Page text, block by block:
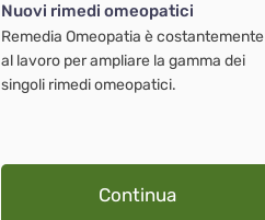
Nuovi rimedi omeopatici
Remedia Omeopatia è costantemente
al lavoro per ampliare la gamma dei
singoli rimedi omeopatici.
Continua